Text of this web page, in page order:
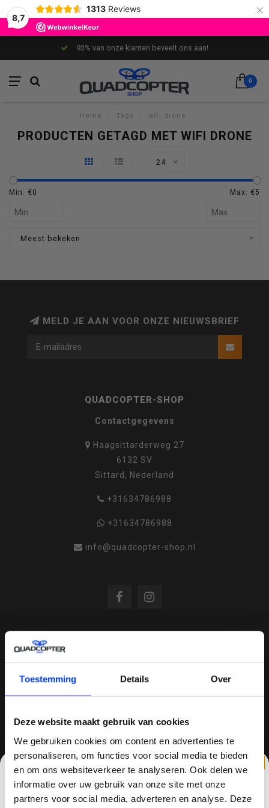
Toestemming Details Over
Deze website maakt gebruik van cookies
We gebruiken cookies om content en advertenties te
personaliseren, om functies voor social media te bieden
en om ons websiteverkeer te analyseren. Ook delen we
informatie over uw gebruik van onze site met onze
partners voor social media, adverteren en analyse. Deze
8,7
1313 Reviews ×
93% van onze klanten beveelt ons aan!
0
Home Tags wifi drone
PRODUCTEN GETAGD MET WIFI DRONE
24
Min: €0 Max: €5
Meest bekeken
MELD JE AAN VOOR ONZE NIEUWSBRIEF
QUADCOPTER-SHOP
Contactgegevens
Haagsittarderweg 27
6132 SV
Sittard, Nederland
+31634786988
+31634786988
info@quadcopter-shop.nl
REVIEWS
8.6 / 10 810 reviews
QUADCOPTER-SHOP.NL
Sinds 2014 is quadcopter-shop een bekende
speler op het gebied van drones, quadcopters,
multicopters (het beestje hoeft maar een naam